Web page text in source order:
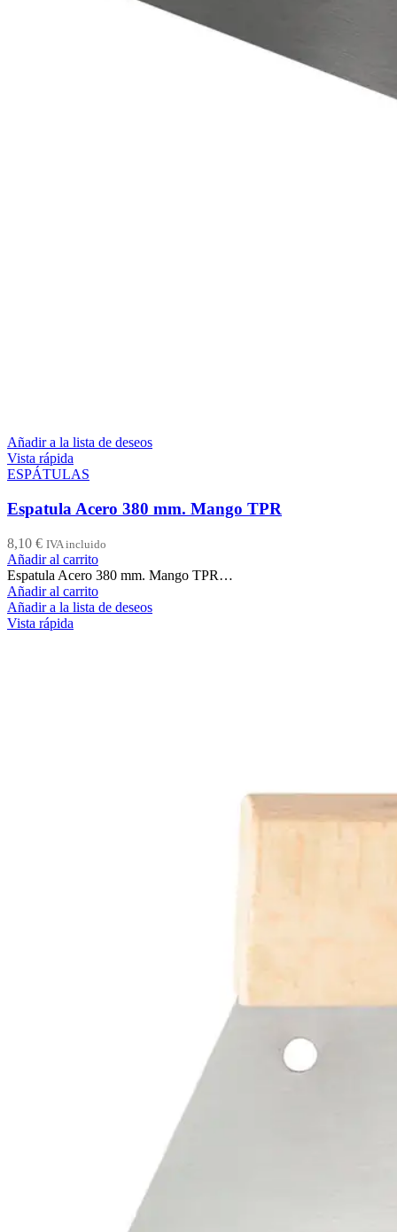
Añadir a la lista de deseos
Vista rápida
ESPÁTULAS
Espatula Acero 380 mm. Mango TPR
8,10 € IVA incluido
Añadir al carrito
Espatula Acero 380 mm. Mango TPR…
Añadir al carrito
Añadir a la lista de deseos
Vista rápida